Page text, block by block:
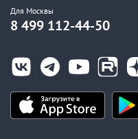
Для Москвы
8 499 112-44-50